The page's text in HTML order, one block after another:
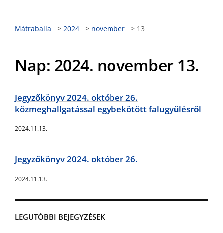
Mátraballa > 2024 > november > 13
LEGUTÓBBI BEJEGYZÉSEK
Nap: 2024. november 13.
Jegyzőkönyv 2024. október 26.
közmeghallgatással egybekötött falugyűlésről
2024.11.13.
Jegyzőkönyv 2024. október 26.
2024.11.13.